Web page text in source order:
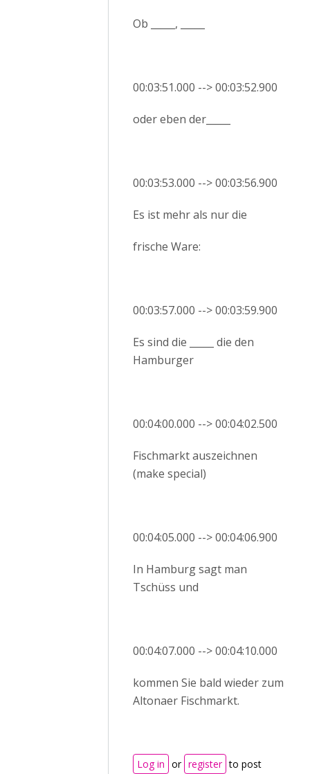
Ob _____, _____
00:03:51.000 --> 00:03:52.900
oder eben der_____
00:03:53.000 --> 00:03:56.900
Es ist mehr als nur die
frische Ware:
00:03:57.000 --> 00:03:59.900
Es sind die _____ die den
Hamburger
00:04:00.000 --> 00:04:02.500
Fischmarkt auszeichnen
(make special)
00:04:05.000 --> 00:04:06.900
In Hamburg sagt man
Tschüss und
00:04:07.000 --> 00:04:10.000
kommen Sie bald wieder zum
Altonaer Fischmarkt.
Log in or register to post